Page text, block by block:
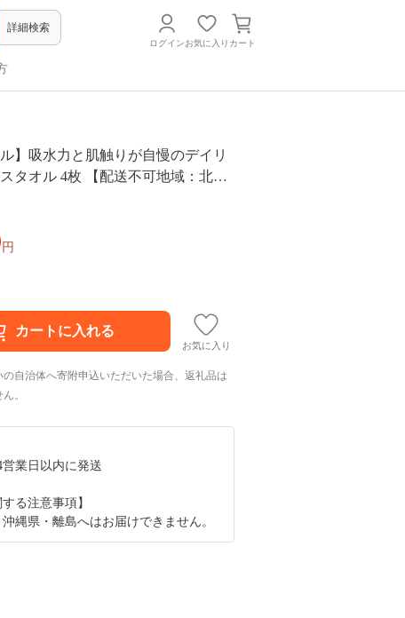
詳細検索
ログインお気に入り カート
ル】吸水力と肌触りが自慢のデイリ
タオル 4枚 【配送不可地域：北海
ギフト お風呂 タオル デイリー【03
円
お気に入り
の自治体へ寄附申込いただいた場合、返礼品は
。
業日以内に発送
する注意事項】
縄県・離島へはお届けできません。